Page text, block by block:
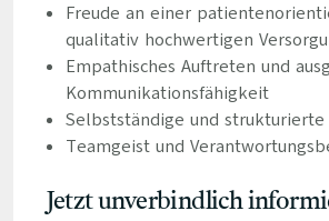
Freude an einer
qualitativ hochwertigen
Empathisches Auftreten und
Kommunikationsfähigkeit
Selbstständige und
Teamgeist und
Jetzt unverbindlich